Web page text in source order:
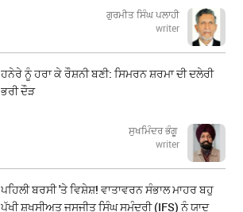
ਗੁਰਮੀਤ ਸਿੰਘ ਪਲਾਹੀ
writer
ਹਨੇਰੇ ਨੂੰ ਹਰਾ ਕੇ ਰੌਸ਼ਨੀ ਬਣੀ: ਸਿਮਰਨ ਸ਼ਰਮਾ ਦੀ ਦਲੇਰੀ
ਭਰੀ ਦੌੜ
ਸੁਖਮਿੰਦਰ ਭੰਗੂ
writer
ਪਹਿਲੀ ਬਰਸੀ 'ਤੇ ਵਿਸ਼ੇਸ਼! ਵਾਤਾਵਰਨ ਸੰਭਾਲ ਮਾਹਰ ਬਹੁ
ਪੱਖੀ ਸ਼ਖਸੀਅਤ ਜਸਜੀਤ ਸਿੰਘ ਸਮੁੰਦਰੀ (IFS) ਨੂੰ ਯਾਦ